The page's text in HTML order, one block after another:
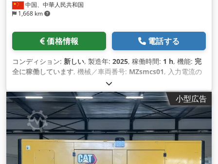
中国、中華人民共和国
1,668 km
価格情報 電話する
コンディション: 新しい, 製造年: 2025, 稼働時間: 1 h, 機能: 完
全に稼働しています, 機械／車両番号: MZsmcs01, 入力電流の
CEマーキング,
小型広告